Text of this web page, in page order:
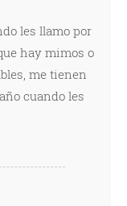
les llamo por
hay mimos o
me tienen
cuando les